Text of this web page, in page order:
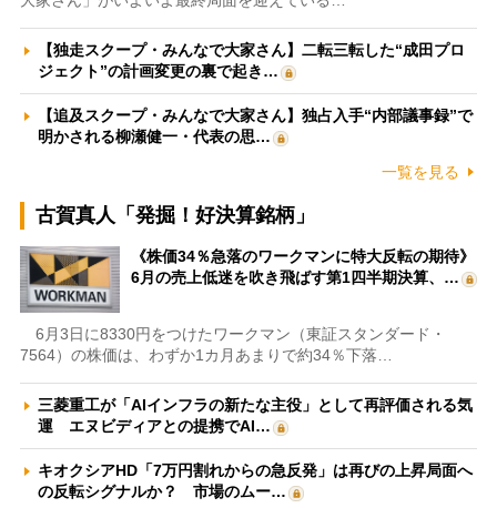
【独走スクープ・みんなで大家さん】二転三転した“成田プロ
ジェクト”の計画変更の裏で起き…
【追及スクープ・みんなで大家さん】独占入手“内部議事録”で
明かされる柳瀬健一・代表の思…
一覧を見る
古賀真人「発掘！好決算銘柄」
《株価34％急落のワークマンに特大反転の期待》
6月の売上低迷を吹き飛ばす第1四半期決算、…
6月3日に8330円をつけたワークマン（東証スタンダード・
7564）の株価は、わずか1カ月あまりで約34％下落…
三菱重工が「AIインフラの新たな主役」として再評価される気
運 エヌビディアとの提携でAI…
キオクシアHD「7万円割れからの急反発」は再びの上昇局面へ
の反転シグナルか？ 市場のムー…